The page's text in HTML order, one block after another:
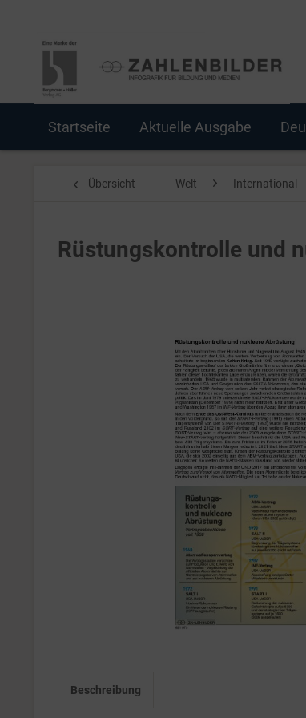
Startseite Aktuelle Ausgabe
Übersicht Welt International
Rüstungskontrolle und
Beschreibung